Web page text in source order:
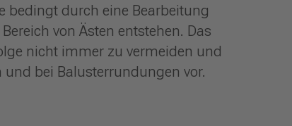
bedingt durch eine Bearbeitung
von Ästen entstehen. Das
nicht immer zu vermeiden und
bei Balusterrundungen vor.